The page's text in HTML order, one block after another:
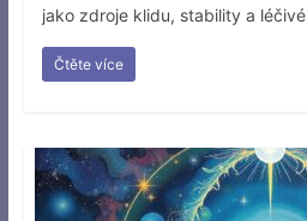
jako zdroje klidu, stability a léčivé
Čtěte více